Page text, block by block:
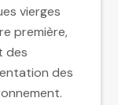
vierges
première,
des
des